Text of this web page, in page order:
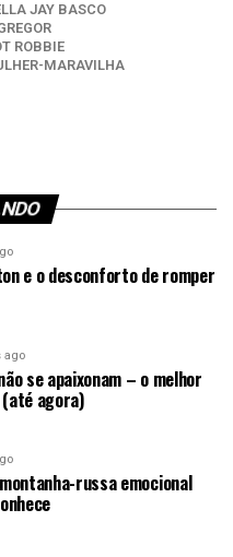
JAY BASCO
ROBBIE
MARAVILHA
e o desconforto de romper
ago
se apaixonam – o melhor
agora)
russa emocional